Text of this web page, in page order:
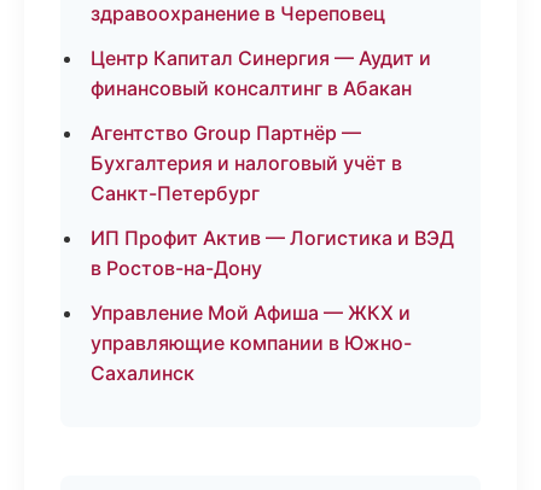
здравоохранение в Череповец
Центр Капитал Синергия — Аудит и
финансовый консалтинг в Абакан
Агентство Group Партнёр —
Бухгалтерия и налоговый учёт в
Санкт-Петербург
ИП Профит Актив — Логистика и ВЭД
в Ростов-на-Дону
Управление Мой Афиша — ЖКХ и
управляющие компании в Южно-
Сахалинск